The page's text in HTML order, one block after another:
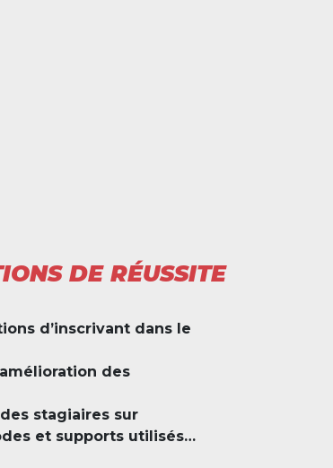
DE RÉUSSITE
d’inscrivant dans le
des
stagiaires sur
et supports utilisés…